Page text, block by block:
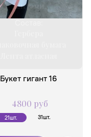
лентами.
Букет гигант 16
4800 руб
21шт. 31шт.